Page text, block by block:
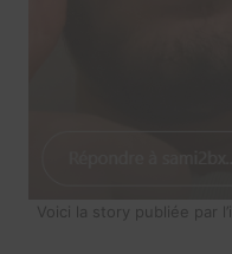
Voici la story publiée par